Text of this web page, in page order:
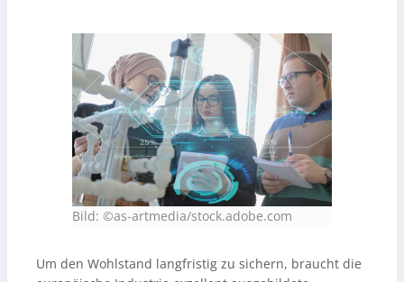
Bild: ©as-artmedia/stock.adobe.com
Um den Wohlstand langfristig zu sichern, braucht die